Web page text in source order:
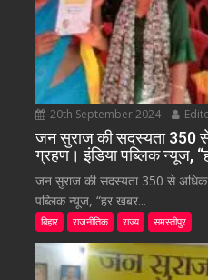
20th September 2024
जन सुराज की सदस्यता 350
ग्रहण। इंडिया पब्लिक न्यूज,
जन सुराज की सदस्यता 350 से अधिक
पब्लिक न्यूज, “हर खबर...
बिहार राजनीतिक राज्य समस्तीपुर